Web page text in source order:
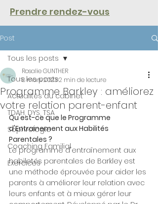
Prendre rendez-vous
Post
Tous les posts
Actualités du cabinet
TDAH, DYS, TSA
Sophrologie
Coaching Familial
Exercices
Tous les posts
Programme Barkley : améliorez
votre relation parent-enfant
Rosalie GUNTHER
8 mars 20232 min de lecture
Qu'est-ce que le Programme
d'Entrainement aux Habilités
Parentales ?
Le programme d'entraînement aux
habiletés parentales de Barkley est
une méthode éprouvée pour aider les
parents à améliorer leur relation avec
leurs enfants et à mieux gérer leur